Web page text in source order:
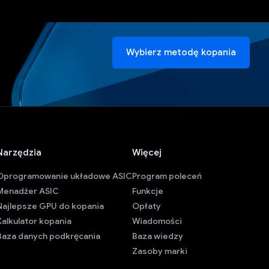
Wybierz metodę kopania
układowe ASIC
ASIC
GPU do kopania
kopania
danych podkręcania
Więcej
Program poleceń
Funkcje
Opłaty
Wiadomości
Baza wiedzy
Zasoby marki